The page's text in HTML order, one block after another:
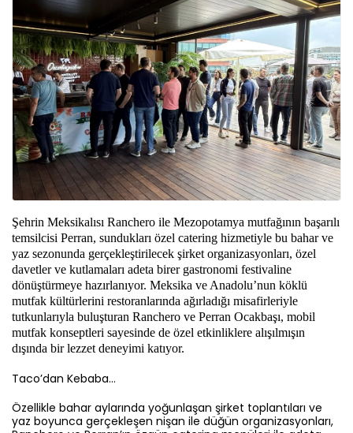
Şehrin Meksikalısı Ranchero ile Mezopotamya mutfağının başarılı
temsilcisi Perran, sundukları özel catering hizmetiyle bu bahar ve
yaz sezonunda gerçekleştirilecek şirket organizasyonları, özel
davetler ve kutlamaları adeta birer gastronomi festivaline
dönüştürmeye hazırlanıyor. Meksika ve Anadolu’nun köklü
mutfak kültürlerini restoranlarında ağırladığı misafirleriyle
tutkunlarıyla buluşturan Ranchero ve Perran Ocakbaşı, mobil
mutfak konseptleri sayesinde de özel etkinliklere alışılmışın
dışında bir lezzet deneyimi katıyor.
Taco’dan Kebaba…
Özellikle bahar aylarında yoğunlaşan şirket toplantıları ve
yaz boyunca gerçekleşen nişan ile düğün organizasyonları,